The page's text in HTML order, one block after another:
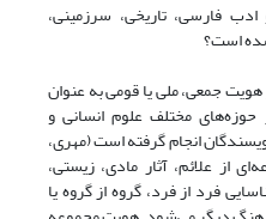
فارسی، تاریخی، سرزمینی،
است؟
جمعی، ملی یا قومی به عنوان
مختلف علوم انسانی و
انجام گرفته است (مهری،
از علائم، آثار مادی، زیستی،
فرد از فرد، گروه از گروه یا